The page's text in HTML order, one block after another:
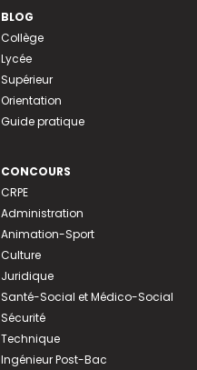
BLOG
Collège
Lycée
Supérieur
Orientation
Guide pratique
CONCOURS
CRPE
Administration
Animation-Sport
Culture
Juridique
Santé-Social et Médico-Social
Sécurité
Technique
Ingénieur Post-Bac